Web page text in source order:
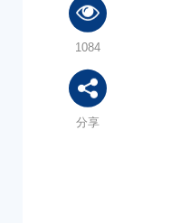
1084
分享